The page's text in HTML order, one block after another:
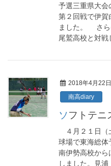
予選三重県大会
第２回戦で伊賀
ました。 さら
尾鷲高校と対
2018年4月22日
南高diary
ソフトテ
４月２１日（
球場で東海総体
南伊勢高校から
しました。見